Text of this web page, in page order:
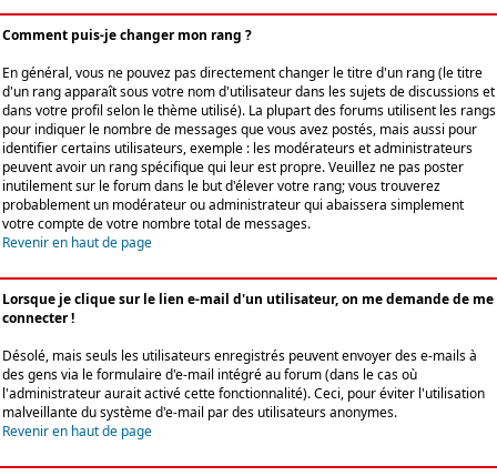
Comment puis-je changer mon rang ?
En général, vous ne pouvez pas directement changer le titre d'un rang (le titre
d'un rang apparaît sous votre nom d'utilisateur dans les sujets de discussions et
dans votre profil selon le thème utilisé). La plupart des forums utilisent les rangs
pour indiquer le nombre de messages que vous avez postés, mais aussi pour
identifier certains utilisateurs, exemple : les modérateurs et administrateurs
peuvent avoir un rang spécifique qui leur est propre. Veuillez ne pas poster
inutilement sur le forum dans le but d'élever votre rang; vous trouverez
probablement un modérateur ou administrateur qui abaissera simplement
votre compte de votre nombre total de messages.
Revenir en haut de page
Lorsque je clique sur le lien e-mail d'un utilisateur, on me demande de me
connecter !
Désolé, mais seuls les utilisateurs enregistrés peuvent envoyer des e-mails à
des gens via le formulaire d'e-mail intégré au forum (dans le cas où
l'administrateur aurait activé cette fonctionnalité). Ceci, pour éviter l'utilisation
malveillante du système d'e-mail par des utilisateurs anonymes.
Revenir en haut de page